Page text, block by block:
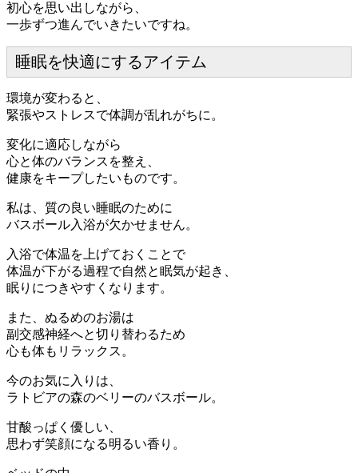
初心を思い出しながら、
一歩ずつ進んでいきたいですね。
睡眠を快適にするアイテム
環境が変わると、
緊張やストレスで体調が乱れがちに。
変化に適応しながら
心と体のバランスを整え、
健康をキープしたいものです。
私は、質の良い睡眠のために
バスボール入浴が欠かせません。
入浴で体温を上げておくことで
体温が下がる過程で自然と眠気が起き、
眠りにつきやすくなります。
また、ぬるめのお湯は
副交感神経へと切り替わるため
心も体もリラックス。
今のお気に入りは、
ラトビアの森のベリーのバスボール。
甘酸っぱく優しい、
思わず笑顔になる明るい香り。